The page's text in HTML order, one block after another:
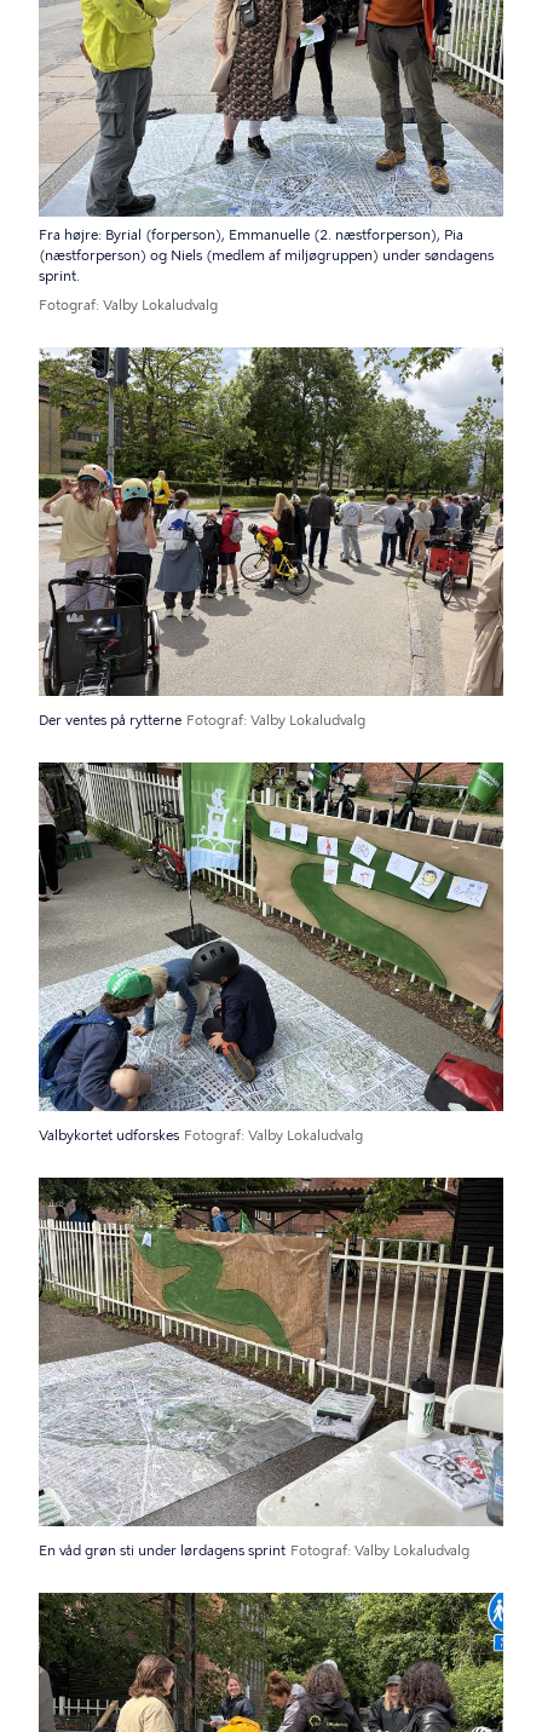
Fra højre: Byrial (forperson), Emmanuelle (2. næstforperson), Pia
(næstforperson) og Niels (medlem af miljøgruppen) under søndagens
sprint.
Fotograf Valby Lokaludvalg
Der ventes på rytterne Fotograf Valby Lokaludvalg
Valbykortet udforskes Fotograf Valby Lokaludvalg
En våd grøn sti under lørdagens sprint Fotograf Valby Lokaludvalg